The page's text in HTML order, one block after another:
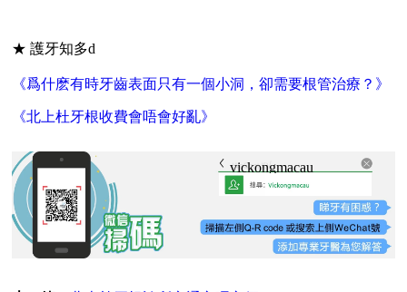
★ 護牙知多d
《爲什麽有時牙齒表面只有一個小洞，卻需要根管治療？》
《北上杜牙根收費會唔會好亂》
vickongmacau